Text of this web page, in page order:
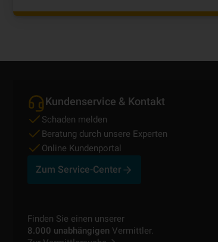
Kundenservice & Kontakt
Schaden melden
Beratung durch unsere Experten
Online Kundenportal
Zum Service-Center
Finden Sie einen unserer
8.000 unabhängigen Vermittler.